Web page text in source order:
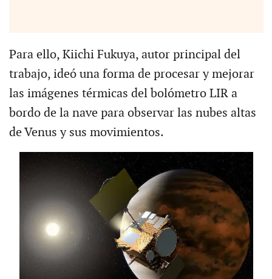
Para ello, Kiichi Fukuya, autor principal del
trabajo, ideó una forma de procesar y mejorar
las imágenes térmicas del bolómetro LIR a
bordo de la nave para observar las nubes altas
de Venus y sus movimientos.